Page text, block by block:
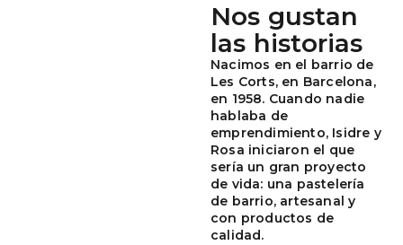
Nos gustan
las historias
Nacimos en el barrio de
Les Corts, en Barcelona,
en 1958. Cuando nadie
hablaba de
emprendimiento, Isidre y
Rosa iniciaron el que
sería un gran proyecto
de vida: una pastelería
de barrio, artesanal y
con productos de
calidad.